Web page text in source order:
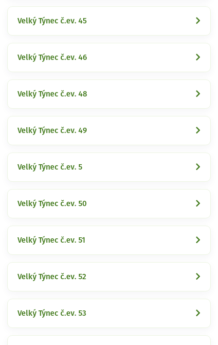
Velký Týnec č.ev. 45
Velký Týnec č.ev. 46
Velký Týnec č.ev. 48
Velký Týnec č.ev. 49
Velký Týnec č.ev. 5
Velký Týnec č.ev. 50
Velký Týnec č.ev. 51
Velký Týnec č.ev. 52
Velký Týnec č.ev. 53